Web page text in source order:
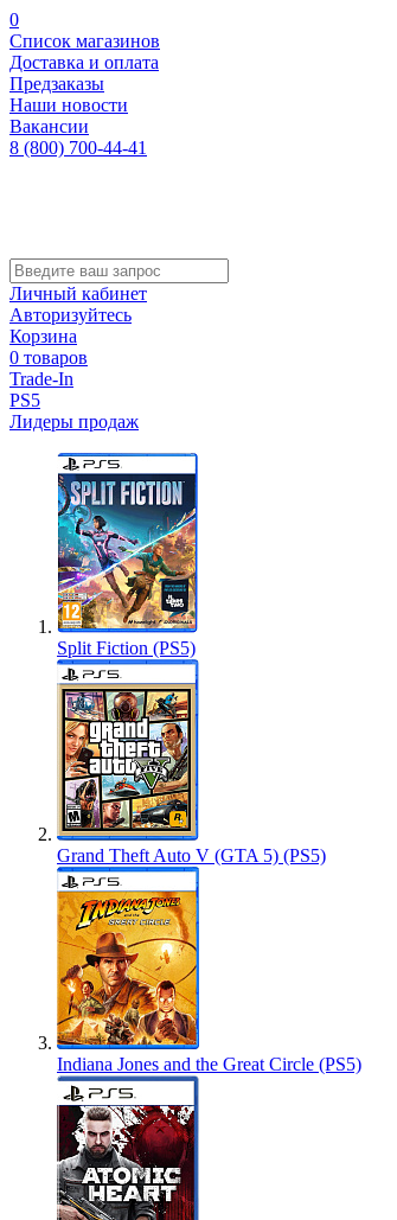
0
Список магазинов
Доставка и оплата
Предзаказы
Наши новости
Вакансии
8 (800) 700-44-41
Личный кабинет
Авторизуйтесь
Корзина
0 товаров
Trade-In
PS5
Лидеры продаж
Split Fiction (PS5)
Grand Theft Auto V (GTA 5) (PS5)
Indiana Jones and the Great Circle (PS5)